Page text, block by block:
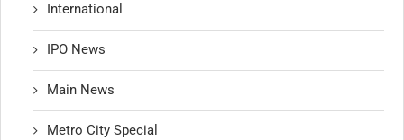
International
IPO News
Main News
Metro City Special